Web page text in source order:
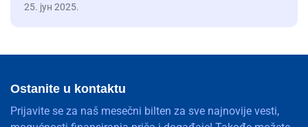
25. јун 2025.
Ostanite u kontaktu
Prijavite se za naš mesečni bilten za sve najnovije vesti,